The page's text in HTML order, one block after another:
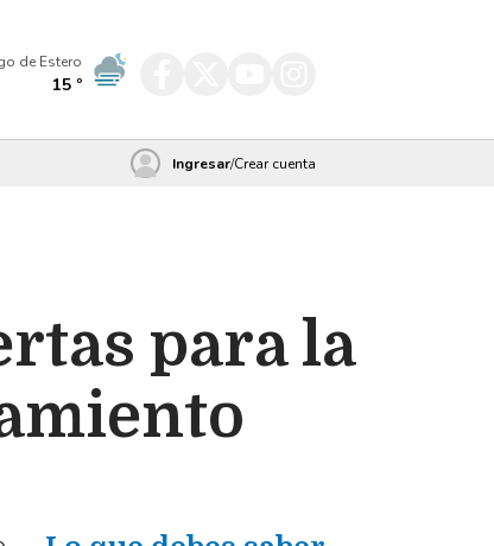
de Estero
15 º
Ingresar/Crear cuenta
para la